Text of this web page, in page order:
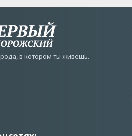
в котором ты живешь.